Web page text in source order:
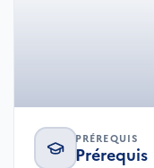
PRÉREQUIS
Prérequis